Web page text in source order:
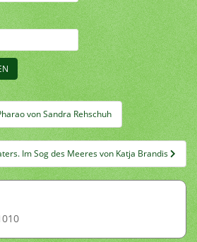
von Sandra Rehschuh
Im Sog des Meeres von Katja Brandis